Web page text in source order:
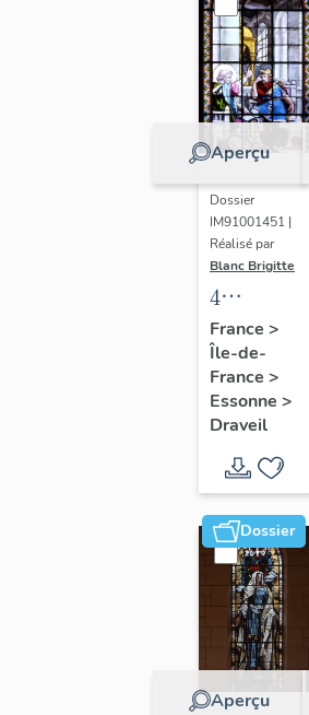
Aperçu
Dossier
IM91001451 |
Réalisé par
Blanc Brigitte
4
verrières
historiées
: Saint
Rémi
instruisant
Clovis,
Baptême
de
Clovis,
Sainte
Clotilde
en
prière,
France >
Île-de-
France >
Essonne >
Draveil
Dossier
Aperçu